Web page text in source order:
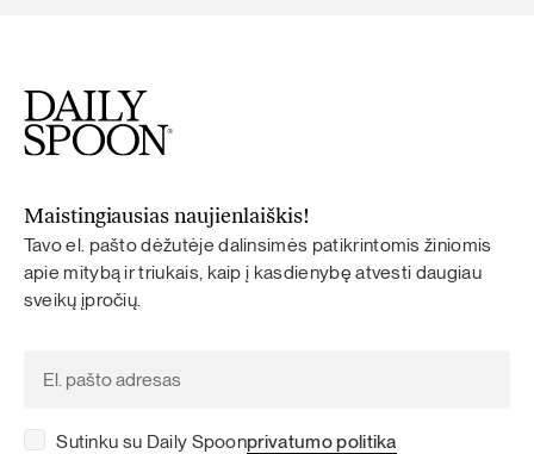
Maistingiausias naujienlaiškis!
Tavo el. pašto dėžutėje dalinsimės patikrintomis žiniomis
apie mitybą ir triukais, kaip į kasdienybę atvesti daugiau
sveikų įpročių.
Sutinku su Daily Spoonprivatumo politika